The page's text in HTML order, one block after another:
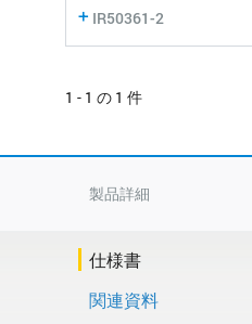
IR50361-2
1 - 1 の 1 件
製品詳細
仕様書
関連資料